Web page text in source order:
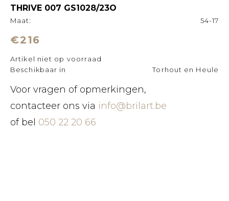
THRIVE 007 GS1028/23O
Maat: 54-17
€216
Artikel niet op voorraad
Beschikbaar in
Torhout en Heule
Voor vragen of opmerkingen,
contacteer ons via info@brilart.be
of bel 050 22 20 66